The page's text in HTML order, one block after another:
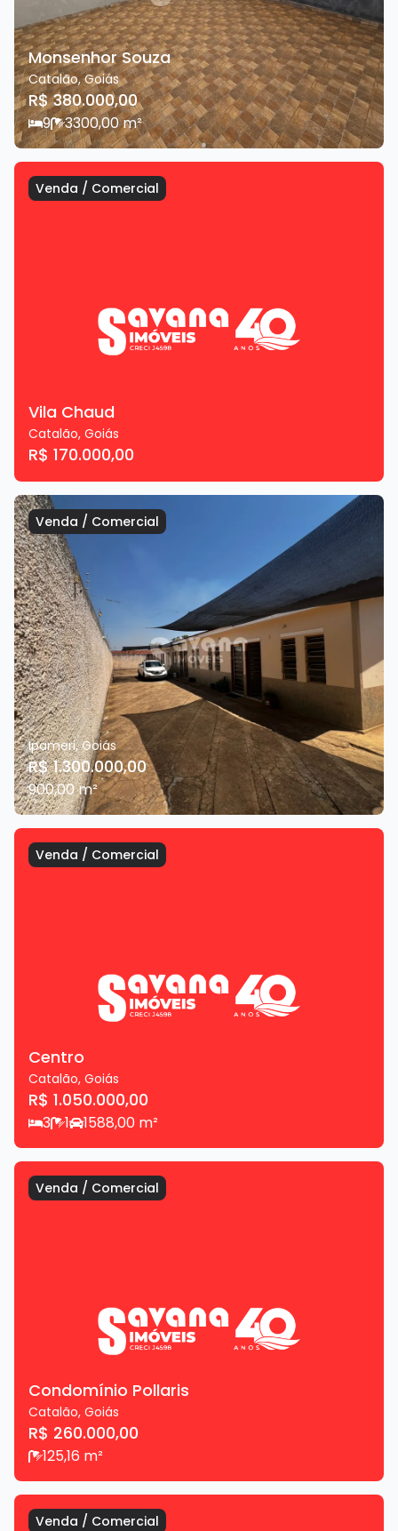
Monsenhor Souza
Catalão,Goiás
R$ 380.000,00
9 3300,00m²
Venda / Comercial
Vila Chaud
Catalão, Goiás
R$ 170.000,00
Venda / Comercial
Ipameri,Goiás
R$ 1.300.000,00
900,00m²
Venda / Comercial
Centro
Catalão, Goiás
R$ 1.050.000,00
3 1 1588,00 m²
Venda / Comercial
Condomínio Pollaris
Catalão, Goiás
R$ 260.000,00
125,16 m²
Venda / Comercial